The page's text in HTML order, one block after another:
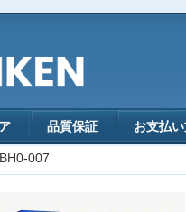
品質保証 お支払
BH0-007